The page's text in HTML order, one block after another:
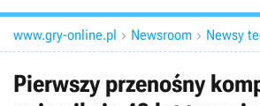
www.gry-online.pl  Newsroom  Newsy
Pierwszy przenośny